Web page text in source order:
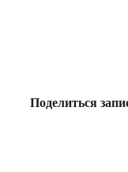
Поделиться